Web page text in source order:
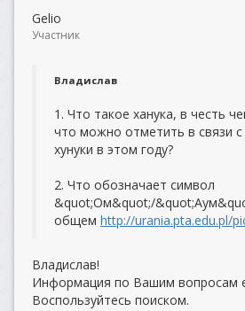
Gelio
Участник
Владислав
1. Что такое ханука, в честь
что можно отметить в связи
хунуки в этом году?
2. Что обозначает символ
&quot;Ом&quot;/
общем http://urania.pta.edu.pl/
Владислав!
Информация по Вашим вопросам
Воспользуйтесь поиском.